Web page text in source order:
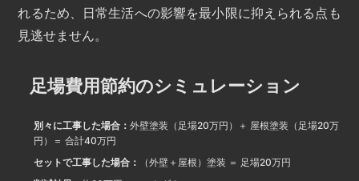
れるため、日常生活への影響を最小限に抑えられる点も
見逃せません。
足場費用節約のシミュレーション
別々に工事した場合：外壁塗装（足場20万円）＋ 屋根塗装（足場20万
円）＝ 合計40万円
セットで工事した場合：
（外壁＋屋根）塗装 ＝ 足場20万円